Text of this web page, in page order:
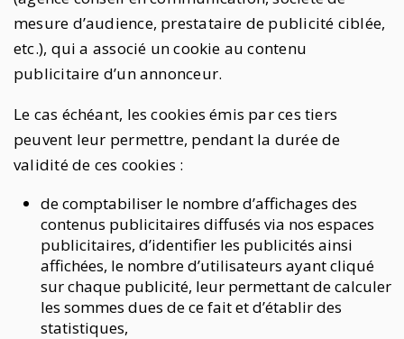
mesure d’audience, prestataire de publicité ciblée,
etc.), qui a associé un cookie au contenu
publicitaire d’un annonceur.
Le cas échéant, les cookies émis par ces tiers
peuvent leur permettre, pendant la durée de
validité de ces cookies :
de comptabiliser le nombre d’affichages des
contenus publicitaires diffusés via nos espaces
publicitaires, d’identifier les publicités ainsi
affichées, le nombre d’utilisateurs ayant cliqué
sur chaque publicité, leur permettant de calculer
les sommes dues de ce fait et d’établir des
statistiques,